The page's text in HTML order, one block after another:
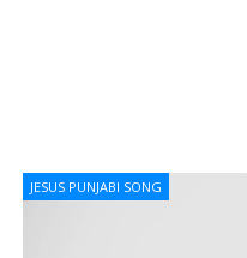
JESUS PUNJABI SONG